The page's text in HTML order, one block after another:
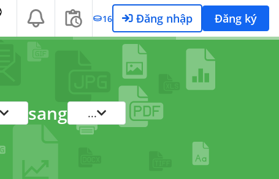
16 Đăng nhập Đăng ký
sang ...